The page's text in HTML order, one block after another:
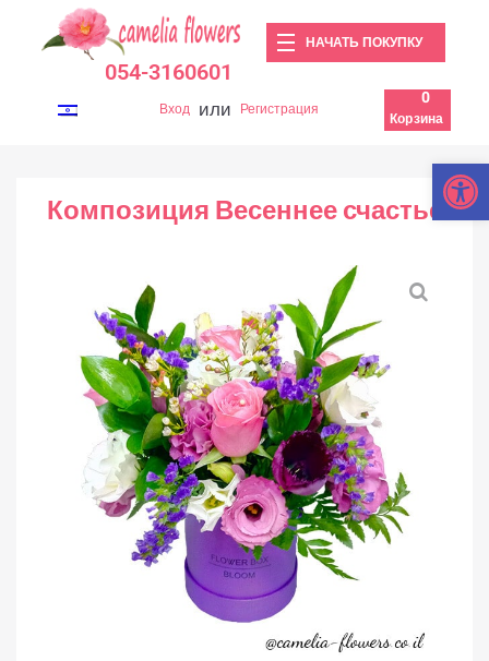
054-3160601
НАЧАТЬ ПОКУПКУ
Вход или Регистрация Корзина
0
Композиция Весеннее счастье